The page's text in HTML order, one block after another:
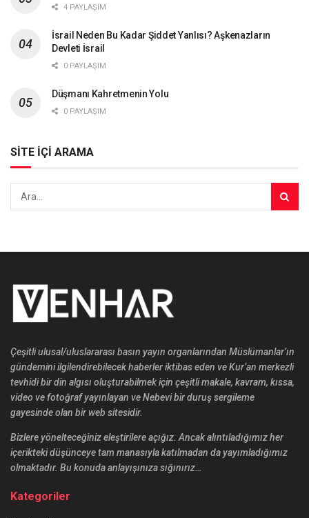
4 PAYLAŞIM
İsrail Neden Bu Kadar Şiddet Yanlısı? Aşkenazların
Devleti İsrail
0 PAYLAŞIM
Düşmanı Kahretmenin Yolu
0 PAYLAŞIM
SİTE İÇİ ARAMA
Çeşitli ulusal/uluslararası basın yayın organlarından Müslümanlar’ın
gündemini ilgilendirebilecek haberler iktibas eden ve Kur’an merkezli
tevhidi bir din algısı oluşturabilmek için çeşitli makale, kavram, kıssa,
video ve fotoğraf yayınlayan ve Nebevi bir duruş sergileme
gayesinde olan bir web sitesidir.
Bizlere yönelteceğiniz eleştirilere açığız. Ancak alıntıladığımız her
içerikteki düşünceye tam manasıyla katılmadan da yayımladığımız
olmaktadır. Bu konuda anlayışınıza sığınırız…
Kategoriler